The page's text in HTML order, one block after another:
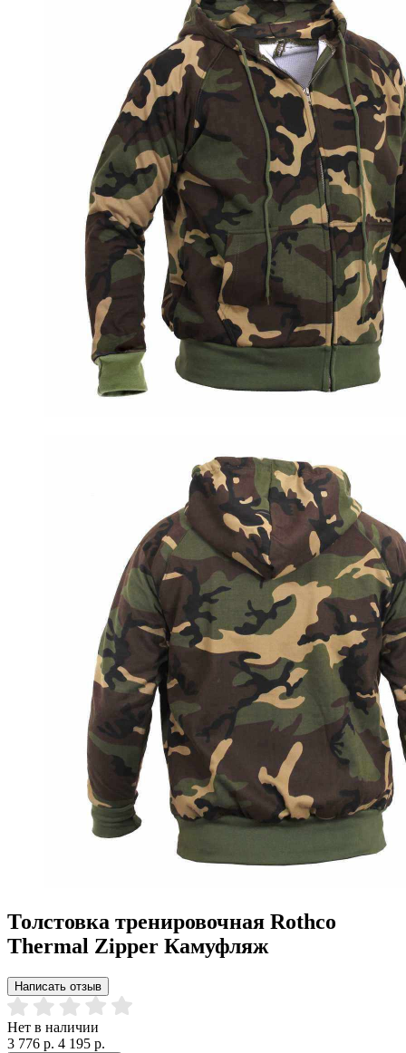
Толстовка тренировочная Rothco
Thermal Zipper Камуфляж
Написать отзыв
Нет в наличии
3 776 р. 4 195 р.